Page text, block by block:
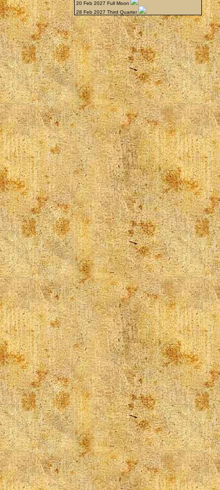
20 Feb 2027 Full Moon
28 Feb 2027 Third Quarter